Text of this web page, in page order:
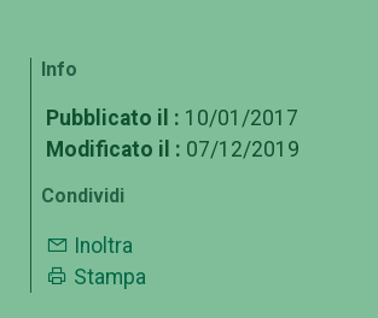
Info
Pubblicato il : 10/01/2017
Modificato il : 07/12/2019
Condividi
Inoltra
Stampa